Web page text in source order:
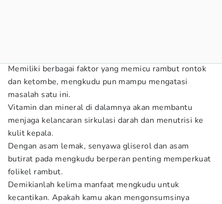
Memiliki berbagai faktor yang memicu rambut rontok
dan ketombe, mengkudu pun mampu mengatasi
masalah satu ini.
Vitamin dan mineral di dalamnya akan membantu
menjaga kelancaran sirkulasi darah dan menutrisi ke
kulit kepala.
Dengan asam lemak, senyawa gliserol dan asam
butirat pada mengkudu berperan penting memperkuat
folikel rambut.
Demikianlah kelima manfaat mengkudu untuk
kecantikan. Apakah kamu akan mengonsumsinya